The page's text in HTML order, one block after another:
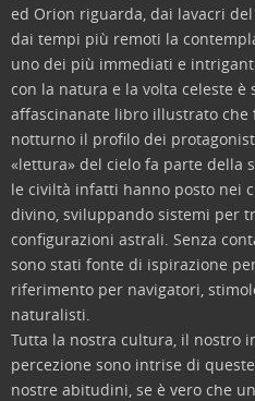
ed Orion riguarda, dai lavacri
dai tempi più remoti la
uno dei più immediati e
con la natura e la volta celeste
affascinanate libro illustrato che
notturno il profilo dei
«lettura» del cielo fa parte della
le civiltà infatti hanno posto nei
divino, sviluppando sistemi per
configurazioni astrali. Senza
sono stati fonte di ispirazione
riferimento per navigatori,
naturalisti.
Tutta la nostra cultura, il nostro
percezione sono intrise di
nostre abitudini, se è vero che